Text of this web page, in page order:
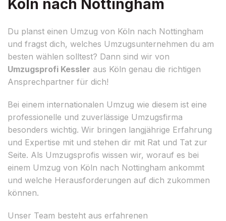
Köln nach Nottingham
Du planst einen Umzug von Köln nach Nottingham
und fragst dich, welches Umzugsunternehmen du am
besten wählen solltest? Dann sind wir von
Umzugsprofi Kessler aus Köln genau die richtigen
Ansprechpartner für dich!
Bei einem internationalen Umzug wie diesem ist eine
professionelle und zuverlässige Umzugsfirma
besonders wichtig. Wir bringen langjährige Erfahrung
und Expertise mit und stehen dir mit Rat und Tat zur
Seite. Als Umzugsprofis wissen wir, worauf es bei
einem Umzug von Köln nach Nottingham ankommt
und welche Herausforderungen auf dich zukommen
können.
Unser Team besteht aus erfahrenen